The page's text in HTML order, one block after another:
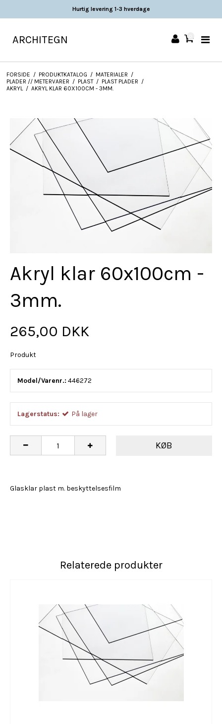
Hurtig levering 1-3 hverdage
ARCHITEGN
FORSIDE / PRODUKTKATALOG / MATERIALER /
PLADER // METERVARER / PLAST / PLAST PLADER /
AKRYL / AKRYL KLAR 60X100CM - 3MM.
Akryl klar 60x100cm -
3mm.
265,00 DKK
Produkt
Model/Varenr.: 446272
Lagerstatus: På lager
KØB
Glasklar plast m. beskyttelsesfilm
Relaterede produkter